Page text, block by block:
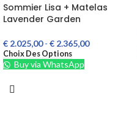
Sommier Lisa + Matelas
Lavender Garden
€ 2.025,00 - € 2.365,00
Choix Des Options
Buy via WhatsApp